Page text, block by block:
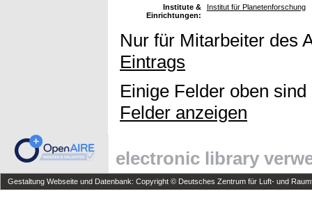
Institute &
Einrichtungen:
Institut für Planetenforschung
Nur für Mitarbeiter des
Eintrags
Einige Felder oben
Felder anzeigen
electronic library
Gestaltung Webseite und Datenbank: Copyright © Deutsches Zentrum für Luft- und